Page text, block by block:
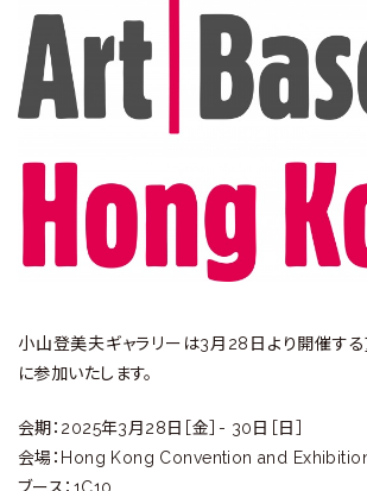
美
夫
ギ
ャ
ラ
リ
小山登美夫ギャラリーは3月28日より開催する
に参加いたします。
会期：2025年3月28日［金］- 30日［日］
会場：Hong Kong Convention and